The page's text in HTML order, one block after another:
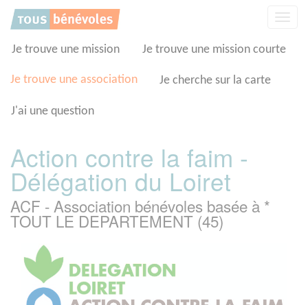
Je trouve une mission Je trouve une mission courte
Je trouve une association Je cherche sur la carte
J'ai une question
Action contre la faim -
Délégation du Loiret
ACF - Association bénévoles basée à *
TOUT LE DEPARTEMENT (45)
Panneau de gestion des cookies